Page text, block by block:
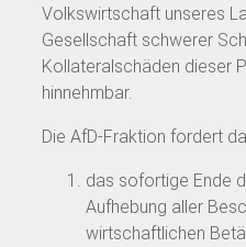
Volkswirtschaft unseres
Gesellschaft schwerer
Kollateralschäden dieser
hinnehmbar.
Die AfD-Fraktion fordert
das sofortige Ende
Aufhebung aller
wirtschaftlichen